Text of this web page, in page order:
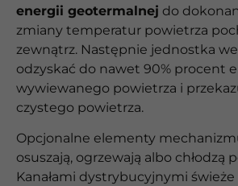
energii geotermalnej do
zmiany temperatur powietrza
zewnątrz. Następnie jednostka
odzyskać do nawet 90% procent
wywiewanego powietrza i
czystego powietrza.
Opcjonalne elementy
osuszają, ogrzewają albo chłodzą
Kanałami dystrybucyjnymi